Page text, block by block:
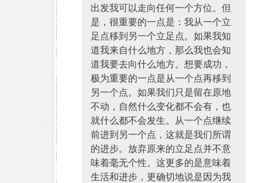
出发我可以走向任何一个方位。但
是，很重要的一点是：我从一个立
足点移到另一个立足点。如果我知
道我来自什么地方，那么我也会知
道我要去向什么地方。想要成功，
极为重要的一点是从一个点再移到
另一个点。如果我们只是留在原地
不动，自然什么变化都不会有，也
就什么都不会发生。从一个点继续
前进到另一个点，这就是我们所谓
的进步。放弃原来的立足点并不意
味着毫无个性。这更多的是意味着
生活和进步，更确切地说是因为我